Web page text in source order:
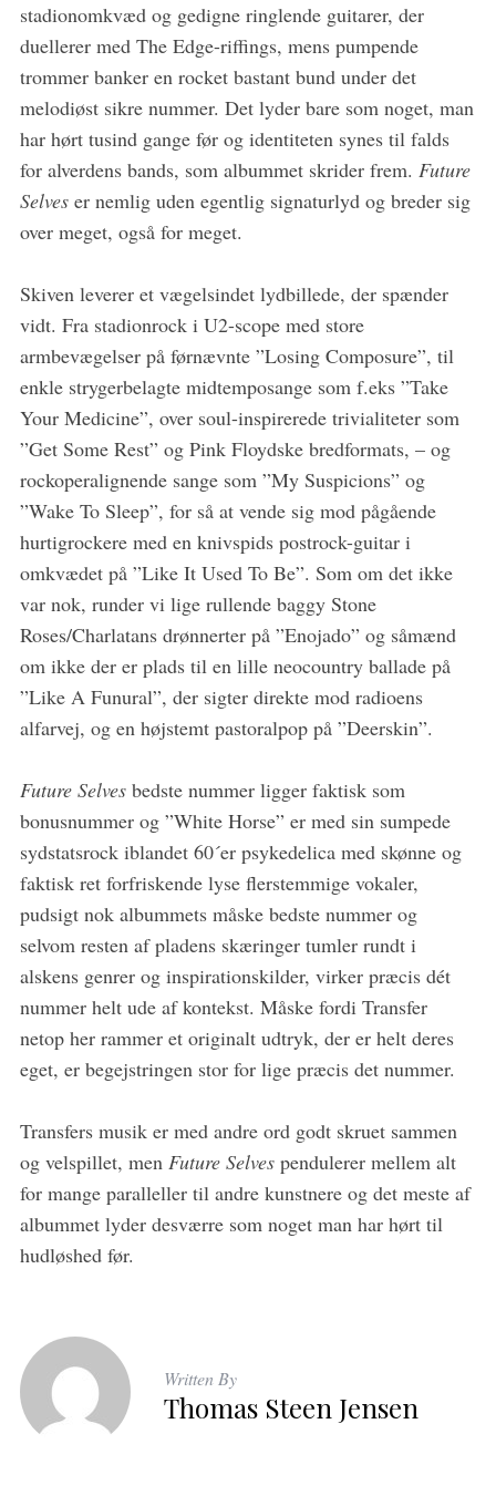
stadionomkvæd og gedigne ringlende guitarer, der
duellerer med The Edge-riffings, mens pumpende
trommer banker en rocket bastant bund under det
melodiøst sikre nummer. Det lyder bare som noget, man
har hørt tusind gange før og identiteten synes til falds
for alverdens bands, som albummet skrider frem. Future
Selveser nemlig uden egentlig signaturlyd og breder sig
over meget, også for meget.
Skiven leverer et vægelsindet lydbillede, der spænder
vidt. Fra stadionrock i U2-scope med store
armbevægelser på førnævnte ”Losing Composure”, til
enkle strygerbelagte midtemposange som f.eks ”Take
Your Medicine”, over soul-inspirerede trivialiteter som
”Get Some Rest” og Pink Floydske bredformats, – og
rockoperalignende sange som ”My Suspicions” og
”Wake To Sleep”, for så at vende sig mod pågående
hurtigrockere med en knivspids postrock-guitar i
omkvædet på ”Like It Used To Be”. Som om det ikke
var nok, runder vi lige rullende baggy Stone
Roses/Charlatans drønnerter på ”Enojado” og såmænd
om ikke der er plads til en lille neocountry ballade på
”Like A Funural”, der sigter direkte mod radioens
alfarvej, og en højstemt pastoralpop på ”Deerskin”.
Future Selvesbedste nummer ligger faktisk som
bonusnummer og ”White Horse” er med sin sumpede
sydstatsrock iblandet 60´er psykedelica med skønne og
faktisk ret forfriskende lyse flerstemmige vokaler,
pudsigt nok albummets måske bedste nummer og
selvom resten af pladens skæringer tumler rundt i
alskens genrer og inspirationskilder, virker præcis dét
nummer helt ude af kontekst. Måske fordi Transfer
netop her rammer et originalt udtryk, der er helt deres
eget, er begejstringen stor for lige præcis det nummer.
Transfers musik er med andre ord godt skruet sammen
og velspillet, men Future Selvespendulerer mellem alt
for mange paralleller til andre kunstnere og det meste af
albummet lyder desværre som noget man har hørt til
hudløshed før.
Written By
Thomas Steen Jensen
o
r
: